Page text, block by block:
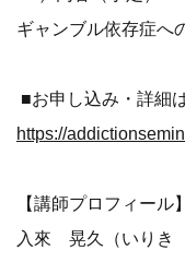
ギャンブル依存症へ
■お申し込み・詳細
https://
【講師プロフィール】
入來 晃久（いりき